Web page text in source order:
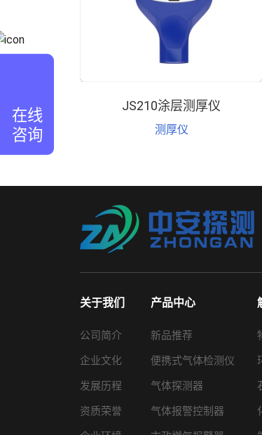
JS210涂层测厚仪
测厚仪
关于我们
公司简介
企业文化
发展历程
资质荣誉
产品中心
新品推荐
便携式气体检测仪
气体探测器
气体报警控制器
在线
咨询